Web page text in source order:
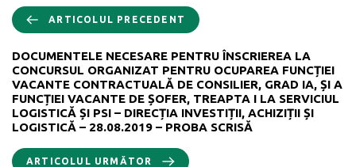
ARTICOLUL PRECEDENT
DOCUMENTELE NECESARE PENTRU ÎNSCRIEREA LA
CONCURSUL ORGANIZAT PENTRU OCUPAREA FUNCȚIEI
VACANTE CONTRACTUALĂ DE CONSILIER, GRAD IA, ȘI A
FUNCȚIEI VACANTE DE ȘOFER, TREAPTA I LA SERVICIUL
LOGISTICĂ ȘI PSI – DIRECȚIA INVESTIȚII, ACHIZIȚII ȘI
LOGISTICĂ – 28.08.2019 – PROBA SCRISĂ
ARTICOLUL URMĂTOR